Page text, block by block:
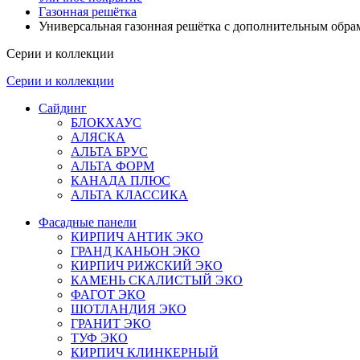
Газонная решётка
Универсальная газонная решётка с дополнительным
Серии и коллекции
Серии и коллекции
Сайдинг
БЛОКХАУС
АЛЯСКА
АЛЬТА БРУС
АЛЬТА ФОРМ
КАНАДА ПЛЮС
АЛЬТА КЛАССИКА
Фасадные панели
КИРПИЧ АНТИК ЭКО
ГРАНД КАНЬОН ЭКО
КИРПИЧ РИЖСКИЙ ЭКО
КАМЕНЬ СКАЛИСТЫЙ ЭКО
ФАГОТ ЭКО
ШОТЛАНДИЯ ЭКО
ГРАНИТ ЭКО
ТУФ ЭКО
КИРПИЧ КЛИНКЕРНЫЙ